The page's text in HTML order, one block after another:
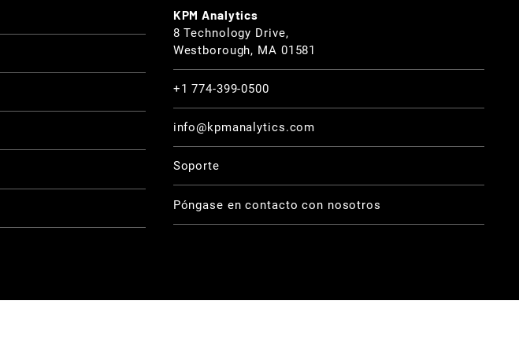
KPM Analytics
8 Technology Drive,
Westborough, MA 01581
+1 774-399-0500
info@kpmanalytics.com
Soporte
Póngase en contacto con nosotros